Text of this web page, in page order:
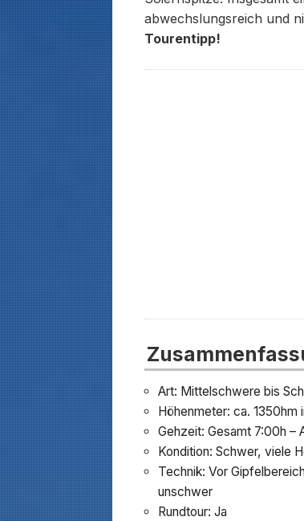
abwechslungsreich und
Tourentipp!
Art: Mittelschwere bis
Höhenmeter: ca.
Gehzeit: Gesamt 7:00h –
Kondition: Schwer, viele
Technik: Vor
unschwer
Rundtour: Ja